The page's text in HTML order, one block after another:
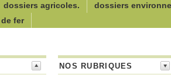
dossiers agricoles.
dossiers
fer
NOS RUBRIQUES